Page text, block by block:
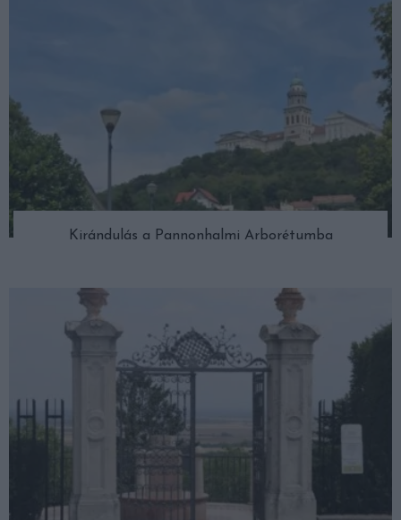
Kirándulás a Pannonhalmi Arborétumba